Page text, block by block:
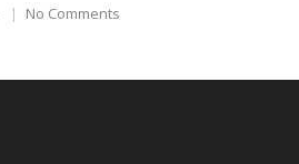
No Comments